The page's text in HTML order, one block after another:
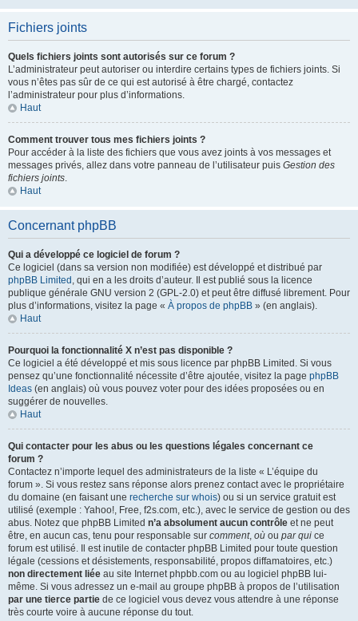
Fichiers joints
Quels fichiers joints sont autorisés sur ce forum ?
L’administrateur peut autoriser ou interdire certains types de fichiers joints. Si
vous n’êtes pas sûr de ce qui est autorisé à être chargé, contactez
l’administrateur pour plus d’informations.
Haut
Comment trouver tous mes fichiers joints ?
Pour accéder à la liste des fichiers que vous avez joints à vos messages et
messages privés, allez dans votre panneau de l’utilisateur puis Gestion des
fichiers joints.
Haut
Concernant phpBB
Qui a développé ce logiciel de forum ?
Ce logiciel (dans sa version non modifiée) est développé et distribué par
phpBB Limited , qui en a les droits d’auteur. Il est publié sous la licence
publique générale GNU version 2 (GPL-2.0) et peut être diffusé librement. Pour
plus d’informations, visitez la page « À propos de phpBB » (en anglais).
Haut
Pourquoi la fonctionnalité X n’est pas disponible ?
Ce logiciel a été développé et mis sous licence par phpBB Limited. Si vous
pensez qu’une fonctionnalité nécessite d’être ajoutée, visitez la page phpBB
Ideas (en anglais) où vous pouvez voter pour des idées proposées ou en
suggérer de nouvelles.
Haut
Qui contacter pour les abus ou les questions légales concernant ce
forum ?
Contactez n’importe lequel des administrateurs de la liste « L’équipe du
forum ». Si vous restez sans réponse alors prenez contact avec le propriétaire
du domaine (en faisant une recherche sur whois) ou si un service gratuit est
utilisé (exemple : Yahoo!, Free, f2s.com, etc.), avec le service de gestion ou des
abus. Notez que phpBB Limited n’a absolument aucun contrôle et ne peut
être, en aucun cas, tenu pour responsable sur comment, où ou par qui ce
forum est utilisé. Il est inutile de contacter phpBB Limited pour toute question
légale (cessions et désistements, responsabilité, propos diffamatoires, etc.)
non directement liée au site Internet phpbb.com ou au logiciel phpBB lui-
même. Si vous adressez un e-mail au groupe phpBB à propos de l’utilisation
par une tierce partie de ce logiciel vous devez vous attendre à une réponse
très courte voire à aucune réponse du tout.